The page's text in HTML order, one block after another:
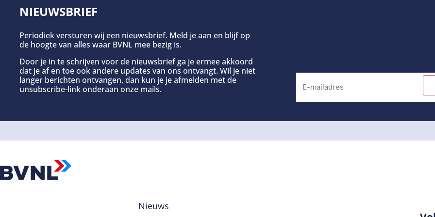
NIEUWSBRIEF
Periodiek versturen wij een nieuwsbrief. Meld je aan en blijf op
de hoogte van alles waar BVNL mee bezig is.
Door je in te schrijven voor de nieuwsbrief ga je ermee akkoord
dat je af en toe ook andere updates van ons ontvangt. Wil je niet
langer berichten ontvangen, dan kun je je afmelden met de
unsubscribe-link onderaan onze mails.
Nieuws